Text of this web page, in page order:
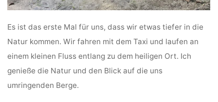
Es ist das erste Mal für uns, dass wir etwas tiefer in die
Natur kommen. Wir fahren mit dem Taxi und laufen an
einem kleinen Fluss entlang zu dem heiligen Ort. Ich
genieße die Natur und den Blick auf die uns
umringenden Berge.